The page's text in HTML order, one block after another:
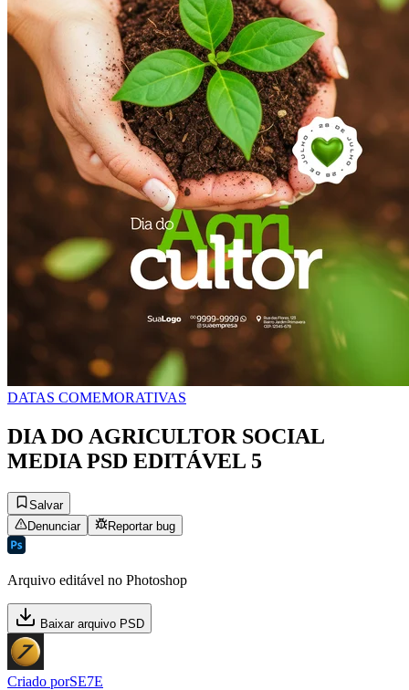
DATAS COMEMORATIVAS
DIA DO AGRICULTOR SOCIAL
MEDIA PSD EDITÁVEL 5
Salvar
Denunciar
Reportar bug
Arquivo editável no Photoshop
Baixar arquivo PSD
Criado porSE7E